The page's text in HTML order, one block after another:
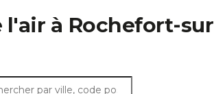
à Rochefort-